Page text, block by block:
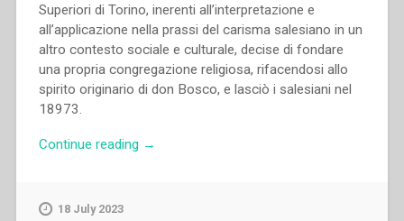
Superiori di Torino, inerenti all’interpretazione e
all’applicazione nella prassi del carisma salesiano in un
altro contesto sociale e culturale, decise di fondare
una propria congregazione religiosa, rifacendosi allo
spirito originario di don Bosco, e lasciò i salesiani nel
18973.
Continue reading “Waldemar
→
18 July 2023